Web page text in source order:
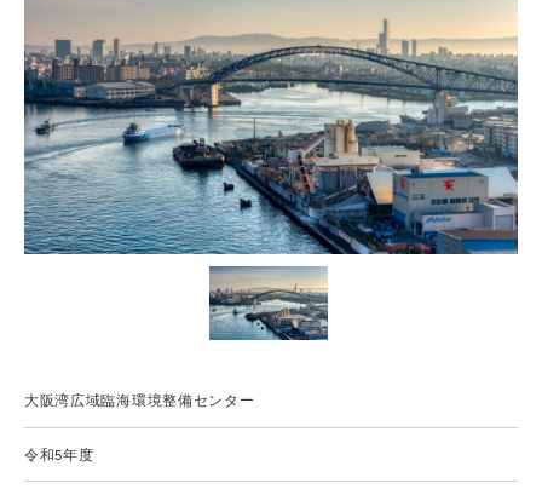
大阪湾広域臨海環境整備センター
令和5年度